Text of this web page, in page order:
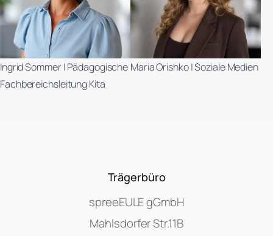
Ingrid Sommer | Pädagogische
Fachbereichsleitung Kita
Maria Orishko | Soziale Medien
Trägerbüro
spreeEULE gGmbH
Mahlsdorfer Str.11B